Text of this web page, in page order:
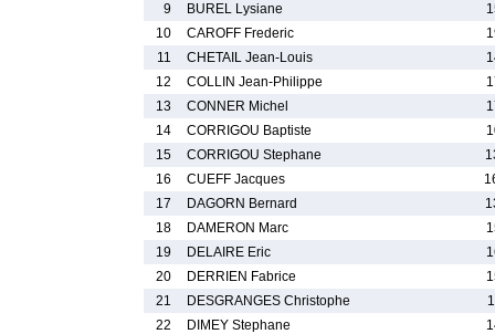
9
BUREL Lysiane
10
CAROFF Frederic
11
CHETAIL Jean-Louis
12
COLLIN Jean-Philippe
13
CONNER Michel
14
CORRIGOU Baptiste
15
CORRIGOU Stephane
16
CUEFF Jacques
17
DAGORN Bernard
18
DAMERON Marc
19
DELAIRE Eric
20
DERRIEN Fabrice
21
DESGRANGES Christophe
22
DIMEY Stephane